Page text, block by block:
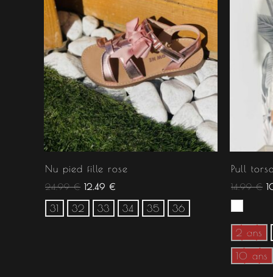
Nu pied fille rose
24.99€ 12.49 €
31 32 33 34 35 36
Pull
14.99€
2 ans
10 ans